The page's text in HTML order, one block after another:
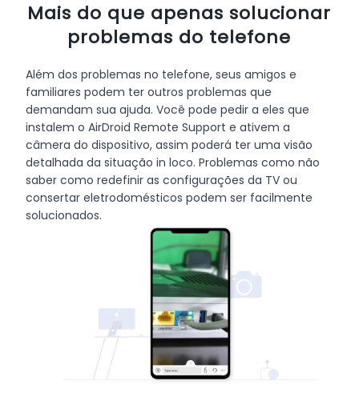
Mais do que apenas solucionar
problemas do telefone
Além dos problemas no telefone, seus amigos e
familiares podem ter outros problemas que
demandam sua ajuda. Você pode pedir a eles que
instalem o AirDroid Remote Support e ativem a
câmera do dispositivo, assim poderá ter uma visão
detalhada da situação in loco. Problemas como não
saber como redefinir as configurações da TV ou
consertar eletrodomésticos podem ser facilmente
solucionados.